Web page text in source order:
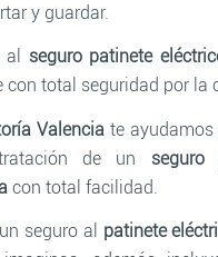
y guardar.
al seguro patinete
con total seguridad por la
Valenciate ayudamos
de un seguro
con total facilidad.
seguro al patinete